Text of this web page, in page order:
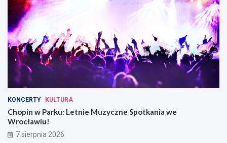
KONCERTY KULTURA
Chopin w Parku: Letnie Muzyczne Spotkania we
Wrocławiu!
7 sierpnia 2026